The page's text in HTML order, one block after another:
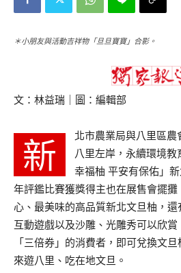
＊小朋友與活動吉祥物「旦旦寶寶」合影。
文：林益瑞｜圖：編輯部
新
北市農業局與八里區
八里左岸，永續環境
幸福柚 平安有保佑」
年評鑑比賽獲獎得主也在展售會擺
心、最美味的高品質新北文旦柚，還
互動遊戲以及沙雕、光雕秀可以欣
「三倍券」的消費者，即可兌換文
來遊八里、吃在地文旦。